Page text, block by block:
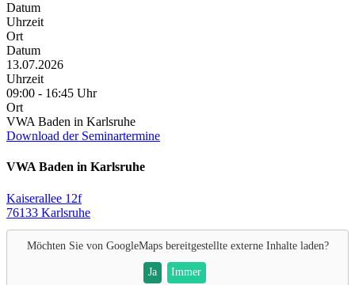
Datum
Uhrzeit
Ort
Datum
13.07.2026
Uhrzeit
09:00 - 16:45 Uhr
Ort
VWA Baden in Karlsruhe
Download der Seminartermine
VWA Baden in Karlsruhe
Kaiserallee 12f
76133 Karlsruhe
Möchten Sie von GoogleMapsbereitgestellte externe Inhalte laden?
Ja Immer